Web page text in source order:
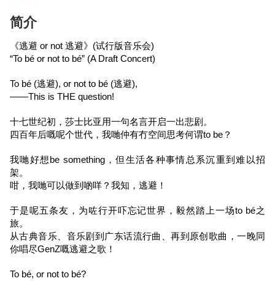
简介
《逃避 or not 逃避》(试行版音乐会)
“To bé or not to bé” (A Draft Concert)
To bé (逃避), or not to bé (逃避),
——This is THE question!
十七世纪初，莎士比亚用一句名言开启一出悲剧。
四百年后嘅呢个世代，我哋仲有冇空间思考何谓to be？
我哋好想be something，但生活各种事情总系沉重到难以招
架。
咁，我哋可以做到啲咩？我知，逃避！
于是呢五条友，为咗行开吓忘记世界，毅然踏上一场to bé之
旅。
从古典音乐、音乐剧到广东话流行曲、再到原创歌曲，一晚同
你唱尽GenZ嘅逃避之歌！
To bé, or not to bé?